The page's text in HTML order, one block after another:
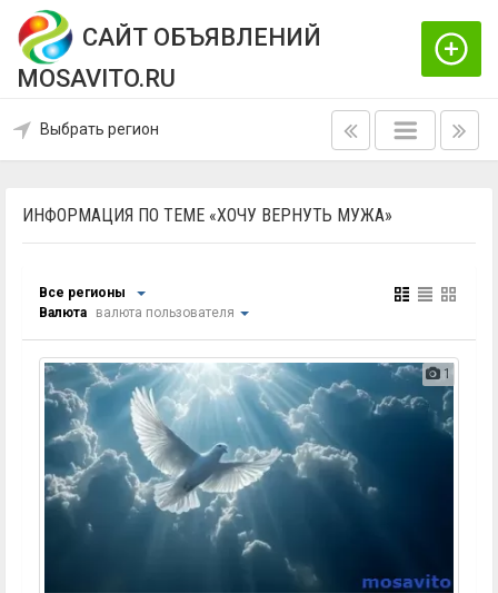
САЙТ ОБЪЯВЛЕНИЙ
MOSAVITO.RU
Выбрать регион
ИНФОРМАЦИЯ ПО ТЕМЕ «ХОЧУ ВЕРНУТЬ МУЖА»
Все регионы
Валюта
валюта пользователя
1